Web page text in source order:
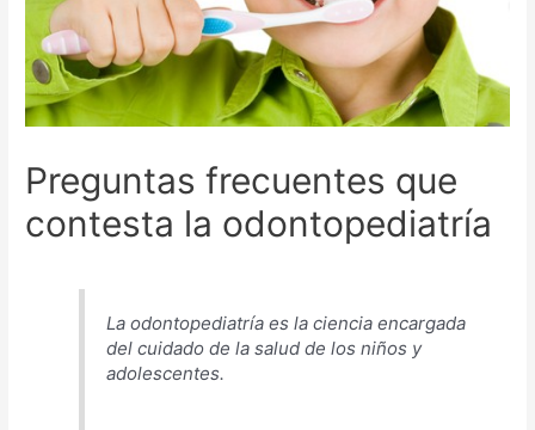
Preguntas frecuentes que
contesta la odontopediatría
La odontopediatría es la ciencia encargada
del cuidado de la salud de los niños y
adolescentes.